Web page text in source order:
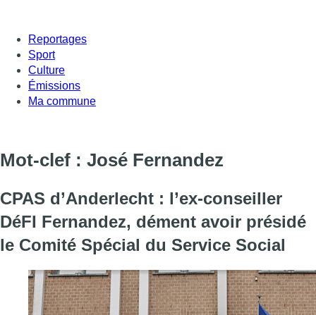
Reportages
Sport
Culture
Émissions
Ma commune
Mot-clef : José Fernandez
CPAS d’Anderlecht : l’ex-conseiller
DéFI Fernandez, dément avoir présidé
le Comité Spécial du Service Social